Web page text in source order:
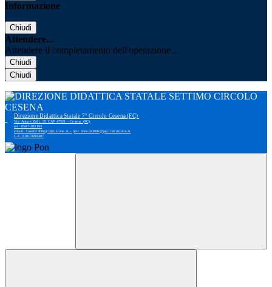
Informazione
Chiudi
Attendere...
Attendere il completamento dell'operazione...
Chiudi
Chiudi
Direzione Didattica Statale 7° Circolo Cesena (FC)
Via Adone Zoli, 35 CAP 47521 - Cesena (FC)
tel: 0547-383193
email: foee02300r@istruzione.it - pec: foee02300r@pec.istruzione.it
C.F. 81007690407